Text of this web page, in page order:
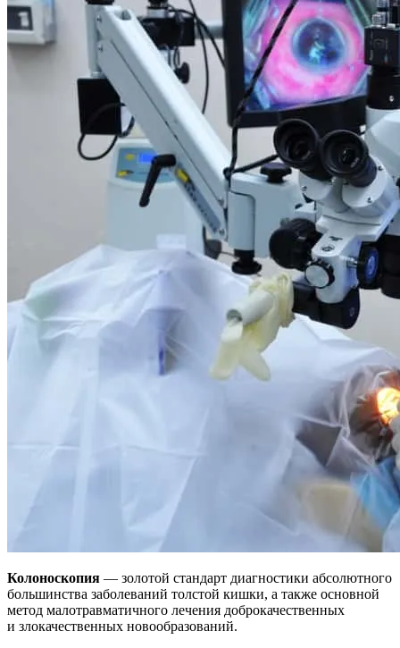
Колоноскопия — золотой стандарт диагностики абсолютного
большинства заболеваний толстой кишки, а также основной
метод малотравматичного лечения доброкачественных
и злокачественных новообразований.